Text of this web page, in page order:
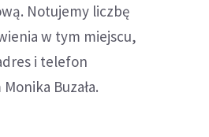
Notujemy liczbę
w tym miejscu,
i telefon
Buzała.